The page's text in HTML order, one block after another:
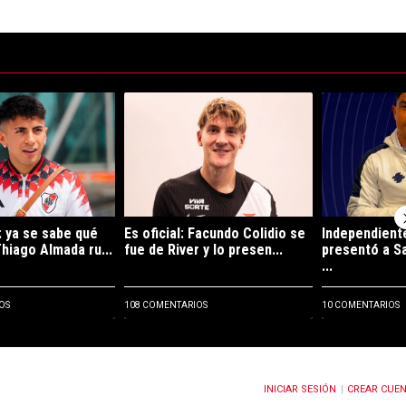
tendencia con el título "Confirmado: ya se sabe qué día viajará
ya se sabe qué
Almada ru...
Un artículo de tendencia con el título "Es oficial:
Es oficial: Facundo Colidio se
fue de River y lo presen...
108 COMENTARIOS
Un artículo
presentó a
...
10 COMENTARIOS
CUANDO SE PUBLIQUEN NUEVOS COMENTARIOSINICIAR SESIÓN CREAR